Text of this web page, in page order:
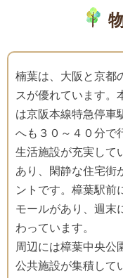
楠葉は、大阪と京都
スが優れています。
は京阪本線特急停車
へも３０～４０分で
生活施設が充実して
あり、閑静な住宅街
ントです。樟葉駅前
モールがあり、週末
わっています。
周辺には樟葉中央公
公共施設が集積して